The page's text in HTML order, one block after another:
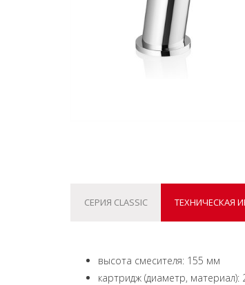
СЕРИЯ CLASSIC ТЕХНИЧЕСКАЯ
высота смесителя: 155 мм
картридж (диаметр,